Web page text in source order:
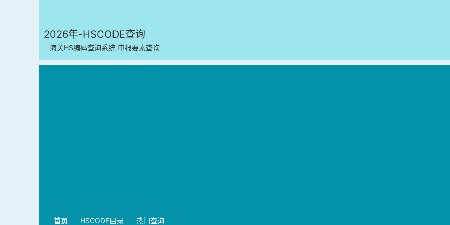
2026年-HSCODE查询
海关HS编码查询系统 申报要素查询
首页 HSCODE目录 热门查询